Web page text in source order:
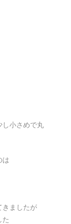
し小さめで丸
は
きましたが
た